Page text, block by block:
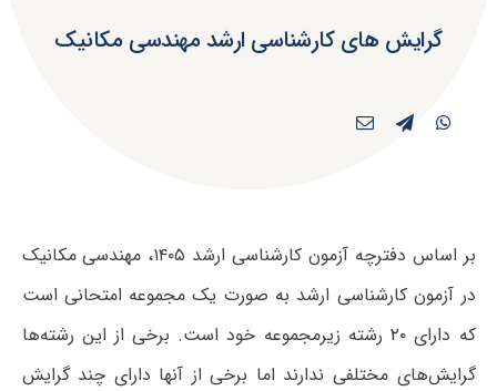
گرایش های کارشناسی ارشد مهندسی مکانیک
بر اساس دفترچه آزمون کارشناسی ارشد ۱۴۰۵، مهندسی مکانیک
در آزمون کارشناسی ارشد به صورت یک مجموعه امتحانی است
که دارای ۲۰ رشته زیرمجموعه خود است. برخی از این رشته‌ها
گرایش‌های مختلفی ندارند اما برخی از آنها دارای چند گرایش